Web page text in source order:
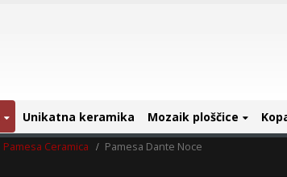
Unikatna keramika Mozaik ploščice
Pamesa Ceramica Pamesa Dante Noce